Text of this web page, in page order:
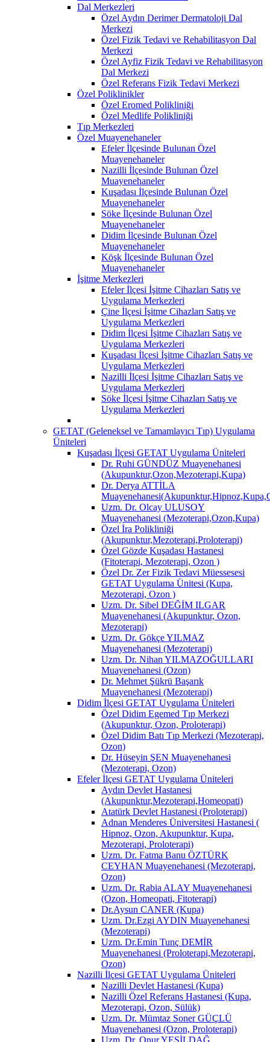
Dal Merkezleri
Özel Aydın Derimer Dermatoloji Dal
Merkezi
Özel Fizik Tedavi ve Rehabilitasyon Dal
Merkezi
Özel Ayfiz Fizik Tedavi ve Rehabilitasyon
Dal Merkezi
Özel Referans Fizik Tedavi Merkezi
Özel Poliklinikler
Özel Eromed Polikliniği
Özel Medlife Polikliniği
Tıp Merkezleri
Özel Muayenehaneler
Efeler İlçesinde Bulunan Özel
Muayenehaneler
Nazilli İlçesinde Bulunan Özel
Muayenehaneler
Kuşadası İlçesinde Bulunan Özel
Muayenehaneler
Söke İlçesinde Bulunan Özel
Muayenehaneler
Didim İlçesinde Bulunan Özel
Muayenehaneler
Köşk İlçesinde Bulunan Özel
Muayenehaneler
İşitme Merkezleri
Efeler İlçesi İşitme Cihazları Satış ve
Uygulama Merkezleri
Çine İlçesi İşitme Cihazları Satış ve
Uygulama Merkezleri
Didim İlçesi İşitme Cihazları Satış ve
Uygulama Merkezleri
Kuşadası İlçesi İşitme Cihazları Satış ve
Uygulama Merkezleri
Nazilli İlçesi İşitme Cihazları Satış ve
Uygulama Merkezleri
Söke İlçesi İşitme Cihazları Satış ve
Uygulama Merkezleri
GETAT (Geleneksel ve Tamamlayıcı Tıp) Uygulama
Üniteleri
Kuşadası İlçesi GETAT Uygulama Üniteleri
Dr. Ruhi GÜNDÜZ Muayenehanesi
(Akupunktur,Ozon,Mezoterapi,Kupa)
Dr. Derya ATTİLA
Uzm. Dr. Olcay ULUSOY
Muayenehanesi (Mezoterapi,Ozon,Kupa)
Özel İra Polikliniği
(Akupunktur,Mezoterapi,Proloterapi)
Özel Gözde Kuşadası Hastanesi
(Fitoterapi, Mezoterapi, Ozon )
Özel Dr. Zer Fizik Tedavi Müessesesi
GETAT Uygulama Ünitesi (Kupa,
Mezoterapi, Ozon )
Uzm. Dr. Sibel DEĞİM ILGAR
Muayenehanesi (Akupunktur, Ozon,
Mezoterapi)
Uzm. Dr. Gökçe YILMAZ
Muayenehanesi (Mezoterapi)
Uzm. Dr. Nihan YILMAZOĞULLARI
Muayenehanesi (Ozon)
Dr. Mehmet Şükrü Başarık
Muayenehanesi (Mezoterapi)
Didim İlçesi GETAT Uygulama Üniteleri
Özel Didim Egemed Tıp Merkezi
(Akupunktur, Ozon, Proloterapi)
Özel Didim Batı Tıp Merkezi (Mezoterapi,
Ozon)
Dr. Hüseyin ŞEN Muayenehanesi
(Mezoterapi, Ozon)
Efeler İlçesi GETAT Uygulama Üniteleri
Aydın Devlet Hastanesi
(Akupunktur,Mezoterapi,Homeopati)
Atatürk Devlet Hastanesi (Proloterapi)
Adnan Menderes Üniversitesi Hastanesi (
Hipnoz, Ozon, Akupunktur, Kupa,
Mezoterapi, Proloterapi)
Uzm. Dr. Fatma Banu ÖZTÜRK
CEYHAN Muayenehanesi (Mezoterapi,
Ozon)
Uzm. Dr. Rabia ALAY Muayenehanesi
(Ozon, Homeopati, Fitoterapi)
Dr.Aysun CANER (Kupa)
Uzm. Dr.Ezgi AYDIN Muayenehanesi
(Mezoterapi)
Uzm. Dr.Emin Tunç DEMİR
Muayenehanesi (Proloterapi,Mezoterapi,
Ozon)
Nazilli İlçesi GETAT Uygulama Üniteleri
Nazilli Devlet Hastanesi (Kupa)
Nazilli Özel Referans Hastanesi (Kupa,
Mezoterapi, Ozon, Sülük)
Uzm. Dr. Mümtaz Soner GÜÇLÜ
Muayenehanesi (Ozon, Proloterapi)
Uzm. Dr. Onur YEŞİLDAĞ